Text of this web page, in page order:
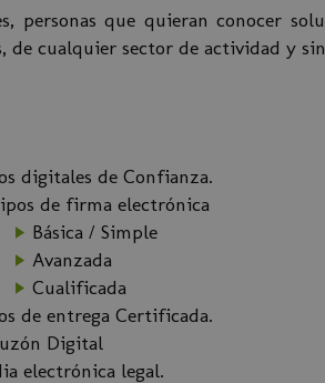
personas que quieran conocer
de cualquier sector de actividad y
digitales de Confianza.
de firma electrónica
Básica / Simple
Avanzada
Cualificada
de entrega Certificada.
Digital
electrónica legal.